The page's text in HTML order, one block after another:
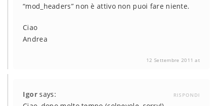
“mod_headers” non è attivo non puoi fare niente.
Ciao
Andrea
12 Settembre 2011 at
Igor says: RISPONDI